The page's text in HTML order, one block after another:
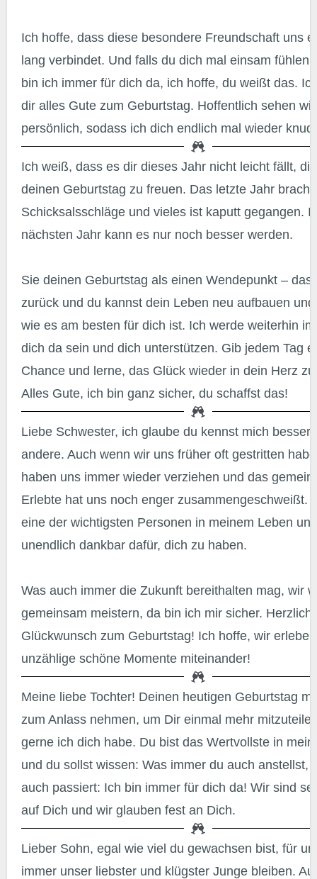
Ich hoffe, dass diese besondere Freundschaft uns
lang verbindet. Und falls du dich mal einsam fühlen
bin ich immer für dich da, ich hoffe, du weißt das.
dir alles Gute zum Geburtstag. Hoffentlich sehen
persönlich, sodass ich dich endlich mal wieder
Ich weiß, dass es dir dieses Jahr nicht leicht fällt, dich auf
deinen Geburtstag zu freuen. Das letzte Jahr
Schicksalsschläge und vieles ist kaputt gegangen.
nächsten Jahr kann es nur noch besser werden.
Sie deinen Geburtstag als einen Wendepunkt – das
zurück und du kannst dein Leben neu aufbauen
wie es am besten für dich ist. Ich werde weiterhin
dich da sein und dich unterstützen. Gib jedem Tag
Chance und lerne, das Glück wieder in dein Herz
Alles Gute, ich bin ganz sicher, du schaffst das!
Liebe Schwester, ich glaube du kennst mich besser als jeder
andere. Auch wenn wir uns früher oft gestritten
haben uns immer wieder verziehen und das
Erlebte hat uns noch enger zusammengeschweißt.
eine der wichtigsten Personen in meinem Leben
unendlich dankbar dafür, dich zu haben.
Was auch immer die Zukunft bereithalten mag, wir
gemeinsam meistern, da bin ich mir sicher.
Glückwunsch zum Geburtstag! Ich hoffe, wir
unzählige schöne Momente miteinander!
Meine liebe Tochter! Deinen heutigen Geburtstag möchte ich
zum Anlass nehmen, um Dir einmal mehr
gerne ich dich habe. Du bist das Wertvollste in
und du sollst wissen: Was immer du auch anstellst,
auch passiert: Ich bin immer für dich da! Wir sind
auf Dich und wir glauben fest an Dich.
Lieber Sohn, egal wie viel du gewachsen bist, für uns wirst Du
immer unser liebster und klügster Junge bleiben.